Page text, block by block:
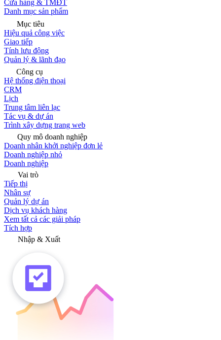
Cửa hàng & TMĐT
Danh mục sản phẩm
Mục tiêu
Hiệu quả công việc
Giao tiếp
Tính lưu động
Quản lý & lãnh đạo
Công cụ
Hệ thống điện thoại
CRM
Lịch
Trung tâm liên lạc
Tác vụ & dự án
Trình xây dựng trang web
Quy mô doanh nghiệp
Doanh nhân khởi nghiệp đơn lẻ
Doanh nghiệp nhỏ
Doanh nghiệp
Vai trò
Tiếp thị
Nhân sự
Quản lý dự án
Dịch vụ khách hàng
Xem tất cả các giải pháp
Tích hợp
Nhập & Xuất